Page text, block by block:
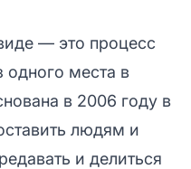
— это процесс
места в
в 2006 году в
людям и
и делиться